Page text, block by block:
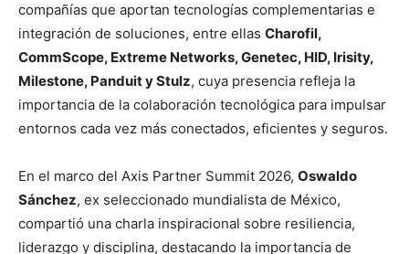
compañías que aportan tecnologías complementarias e
integración de soluciones, entre ellas Charofil,
CommScope, Extreme Networks, Genetec, HID, Irisity,
Milestone, Panduit y Stulz, cuya presencia refleja la
importancia de la colaboración tecnológica para impulsar
entornos cada vez más conectados, eficientes y seguros.
En el marco del Axis Partner Summit 2026, Oswaldo
Sánchez, ex seleccionado mundialista de México,
compartió una charla inspiracional sobre resiliencia,
liderazgo y disciplina, destacando la importancia de